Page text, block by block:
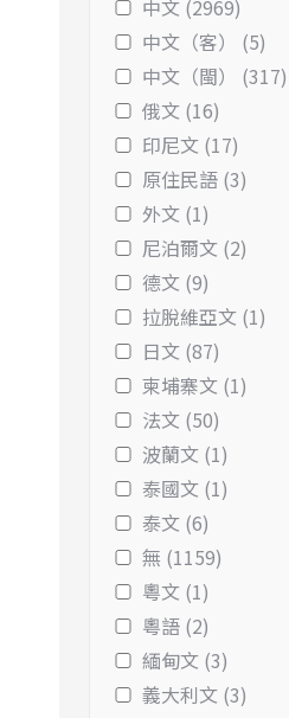
中文 (2969)
中文（客） (5)
中文（閩） (317)
俄文 (16)
印尼文 (17)
原住民語 (3)
外文 (1)
尼泊爾文 (2)
德文 (9)
拉脫維亞文 (1)
日文 (87)
柬埔寨文 (1)
法文 (50)
波蘭文 (1)
泰國文 (1)
泰文 (6)
無 (1159)
粵文 (1)
粵語 (2)
緬甸文 (3)
義大利文 (3)